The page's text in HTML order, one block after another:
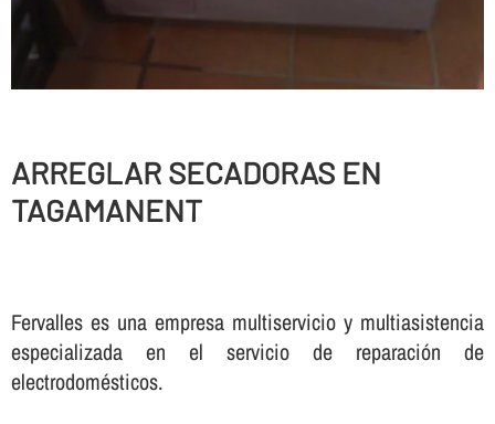
ARREGLAR SECADORAS EN
TAGAMANENT
Fervalles es una empresa multiservicio y multiasistencia
especializada en el servicio de reparación de
electrodomésticos.